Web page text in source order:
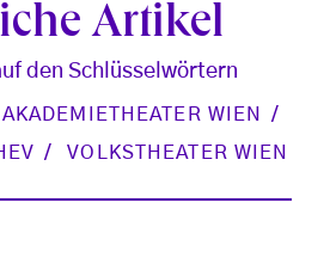
Artikel
den Schlüsselwörtern
AKADEMIETHEATER WIEN
VOLKSTHEATER WIEN